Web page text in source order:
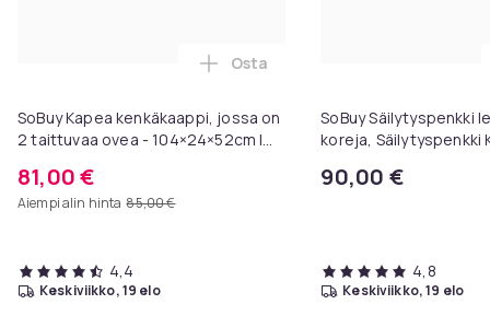
SoBuy Kapea kenkäkaappi, jossa on
2 taittuvaa ovea - 104×24×52cm |
FSR64-W
81,00 €
Aiempi alin hinta 85,00 €
Lisää SoBuy Kapea
Osta
4,4
keskiviikko, 19 elo
SoBuy Säilytyspenkki
koreja, Säilytyspenkki
43 cm valkoinen
90,00 €
4,8
keskiviikko, 19 elo